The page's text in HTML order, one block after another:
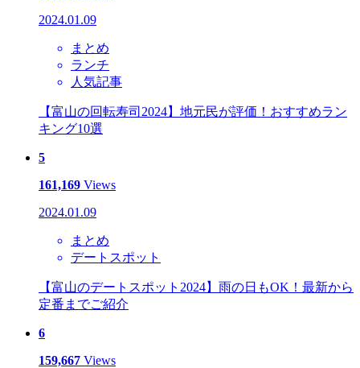
2024.01.09
まとめ
ランチ
人気記事
【富山の回転寿司2024】地元民が評価！おすすめラン
キング10選
5
161,169 Views
2024.01.09
まとめ
デートスポット
【富山のデートスポット2024】雨の日もOK！最新から
定番までご紹介
6
159,667 Views